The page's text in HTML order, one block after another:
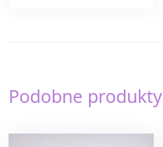
Podobne produkty